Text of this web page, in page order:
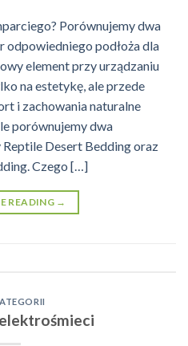
Porównujemy dwa
podłoża dla
element przy urządzaniu
na estetykę, ale przede
i zachowania naturalne
porównujemy dwa
Desert Bedding oraz
Czego […]
READING →